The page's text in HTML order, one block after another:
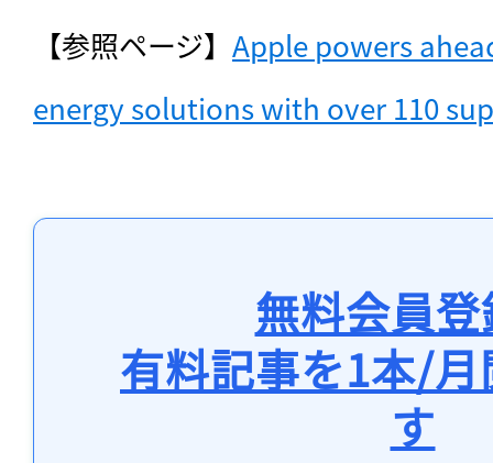
【参照ページ】 Apple powers
energy solutions with over 110
無料会員
有料記事を1本/
す